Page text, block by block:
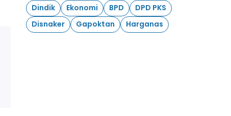
Dindik
Ekonomi BPD
DPD PKS
Disnaker
Gapoktan Harganas